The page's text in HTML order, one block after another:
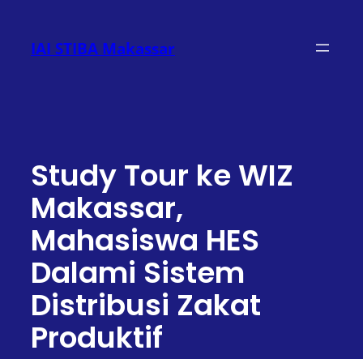
konten
IAI STIBA Makassar
Study Tour ke WIZ
Makassar,
Mahasiswa HES
Dalami Sistem
Distribusi Zakat
Produktif